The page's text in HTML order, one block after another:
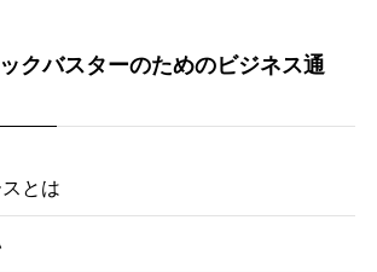
クバスターのためのビジネス通
とは